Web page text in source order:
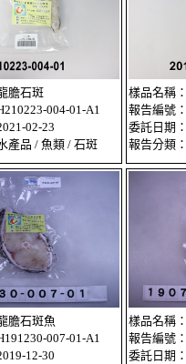
膽石斑
004-01-A1
02-23
產品 / 魚類 / 石斑
樣品名稱
報告編號
委託日期
報告分類
膽石斑魚
007-01-A1
12-30
樣品名稱
報告編號
委託日期